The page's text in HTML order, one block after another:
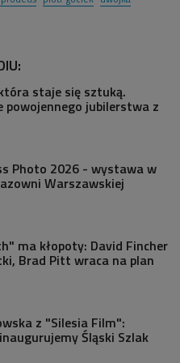
staje się sztuką.
powojennego jubilerstwa z
Photo 2026 - wystawa w
Warszawskiej
ma kłopoty: David Fincher
Brad Pitt wraca na plan
z "Silesia Film":
Śląski Szlak